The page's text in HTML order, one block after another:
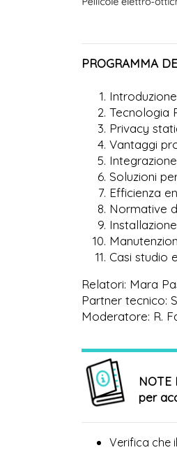
PROGRAMMA
Tecnologia
Privacy
Vantaggi
Soluzioni
Efficienza
Normative
Casi studio
Relatori: Mara
Partner tecnico:
Moderatore: R.
NOTE
per
Verifica che